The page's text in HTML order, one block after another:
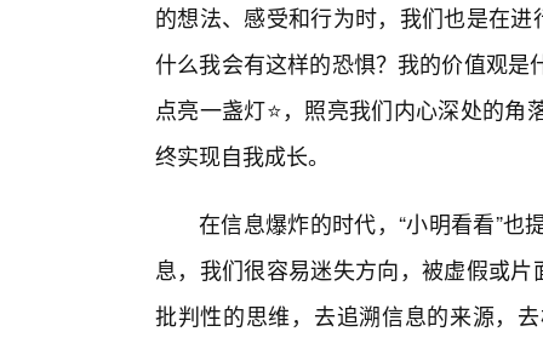
的想法、感受和行为时，我们也是在
什么我会有这样的恐惧？我的价值观
点亮一盏灯⭐，照亮我们内心深处的
终实现自我成长。
在信息爆炸的时代，“小明看看”
息，我们很容易迷失方向，被虚假或
批判性的思维，去追溯信息的来源，